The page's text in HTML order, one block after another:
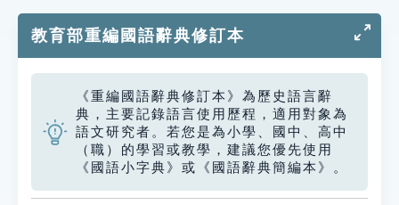
貓頭鷹博士
教育部重編國語辭典修訂本
《重編國語辭典修訂本》為歷史語言辭
典，主要記錄語言使用歷程，適用對象為
語文研究者。若您是為小學、國中、高中
（職）的學習或教學，建議您優先使用
《國語小字典》或《國語辭典簡編本》。